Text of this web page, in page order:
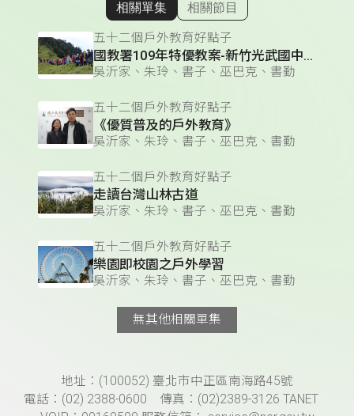
顯示相關單集
相關單集 相關節目
五十二個戶外教育好點子
國教署109年特優教案-新竹光武國中「空中的島嶼」
吳沂家、朱玲、書子、巫巴克、書勤
五十二個戶外教育好點子
《優質普及的戶外教育》
吳沂家、朱玲、書子、巫巴克、書勤
五十二個戶外教育好點子
走讀台灣山林古道
吳沂家、朱玲、書子、巫巴克、書勤
五十二個戶外教育好點子
樂園即校園之戶外學習
吳沂家、朱玲、書子、巫巴克、書勤
無其他相關單集
頁尾資訊地址：(100052) 臺北市中正區南海路45號
電話：(02) 2388-0600 傳真：(02)2389-3126 TANET